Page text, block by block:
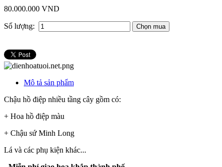
80.000.000 VND
Số lượng:
Mô tả sản phẩm
Chậu hồ điệp nhiều tầng cây gồm có:
+ Hoa hồ điệp màu
+ Chậu sứ Minh Long
Lá và các phụ kiện khác...